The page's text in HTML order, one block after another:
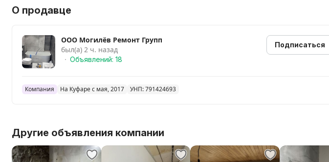
валиком.
- Самостоятельно можем закупить материалы и расходники.
О продавце
ООО Могилёв Ремонт Групп
был(а) 2 ч. назад
Объявлений: 18
Подписаться
Компания На Куфаре с мая, 2017 УНП: 791424693
Другие объявления компании